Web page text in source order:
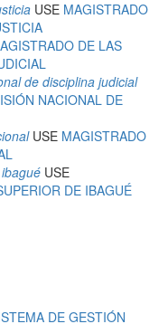
USE MAGISTRADO
DE LAS
de disciplina judicial
NACIONAL DE
USE MAGISTRADO
USE
DE IBAGUÉ
DE GESTIÓN